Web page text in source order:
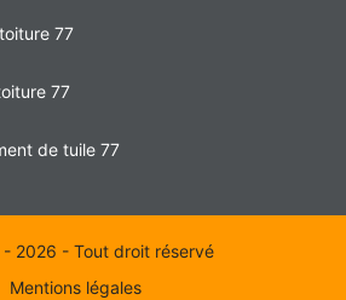
77
77
de tuile 77
2026 - Tout droit réservé
Mentions légales